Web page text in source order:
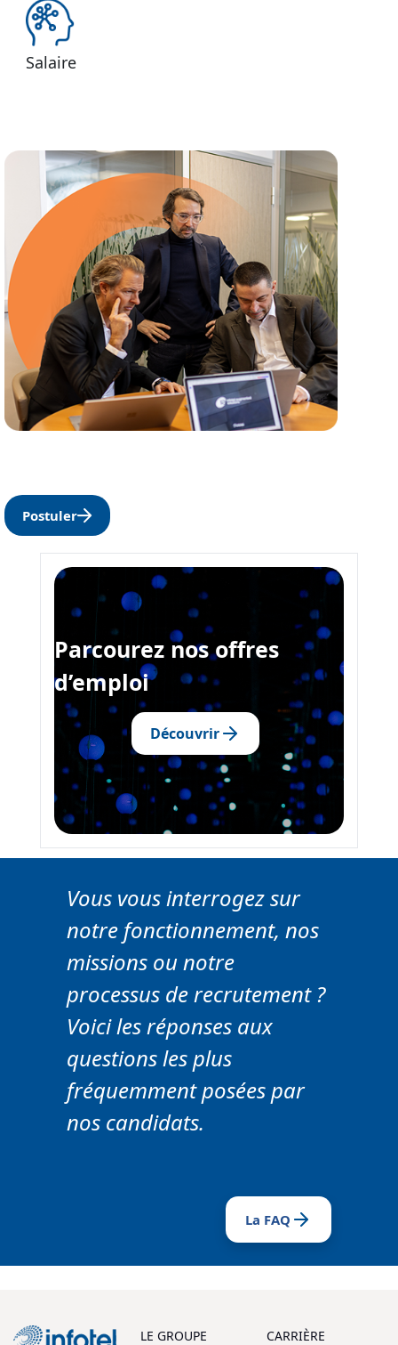
Salaire
Postuler
Parcourez nos offres
d’emploi
Découvrir
Vous vous interrogez sur
notre fonctionnement, nos
missions ou notre
processus de recrutement ?
Voici les réponses aux
questions les plus
fréquemment posées par
nos candidats.
La FAQ
LE GROUPE CARRIÈRE